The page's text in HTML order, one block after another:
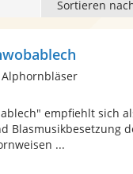
empfiehlt sich
Blasmusikbesetzung
...